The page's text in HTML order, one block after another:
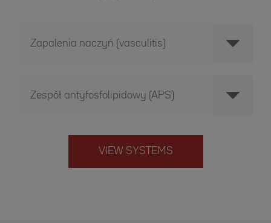
Zapalenia naczyń (vasculitis)
Zespół antyfosfolipidowy (APS)
VIEW SYSTEMS